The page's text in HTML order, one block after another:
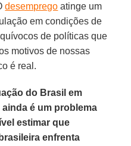
desemprego atinge um
em condições de
de políticas que
motivos de nossas
é real.
do Brasil em
é um problema
estimar que
enfrenta